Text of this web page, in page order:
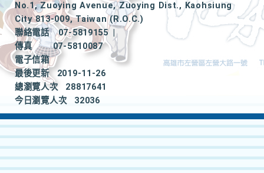
No.1, Zuoying Avenue, Zuoying Dist., Kaohsiung
City 813-009, Taiwan (R.O.C.)
聯絡電話
07-5819155
|
傳真
07-5810087
電子信箱
最後更新
2019-11-26
總瀏覽人次
28817641
今日瀏覽人次
32036